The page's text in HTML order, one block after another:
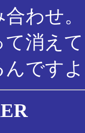
わせ。
て消え
です